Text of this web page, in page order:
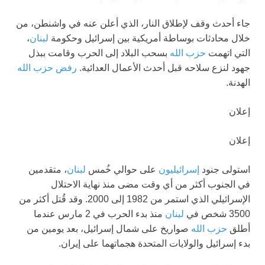
جاء أحدث وقف لإطلاق النار، الذي أعلن عنه في واشنطن، من
خلال محادثات بوساطة أمريكية بين إسرائيل وحكومة لبنان،
التي اتهمت حزب الله بسحب البلاد إلى الحرب وقامت ببذل
جهود لنزع سلاحه قبل أحدث الأعمال العدائية. رفض حزب الله
الهدنة.
إعلان
إعلان
استولى جنود إسرائيليون على حوالي خُمس لبنان، متقدمين
في الجنوب أكثر من أي وقت مضى منذ نهاية الاحتلال
الإسرائيلي الذي استمر من 1982 إلى 2000. وقد قُتل أكثر من
3500 شخص في
لبنان
منذ بدء الحرب في 2 مارس عندما
أطلق حزب الله صواريخ على شمال إسرائيل، بعد يومين من
بدء إسرائيل والولايات المتحدة هجماتهما على إيران.